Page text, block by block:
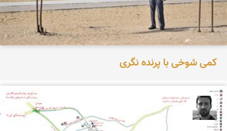
کمی شوخی با پرنده نگری
مجتبی ملانظر